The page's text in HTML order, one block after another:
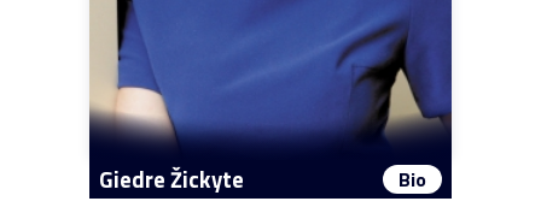
Giedre Žickyte Bio